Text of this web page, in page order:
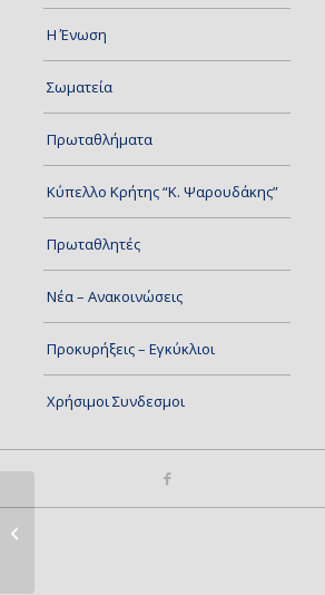
Η Ένωση
Σωματεία
Πρωταθλήματα
Κύπελλο Κρήτης “Κ. Ψαρουδάκης”
Πρωταθλητές
Νέα – Ανακοινώσεις
Προκυρήξεις – Εγκύκλιοι
Χρήσιμοι Συνδεσμοι